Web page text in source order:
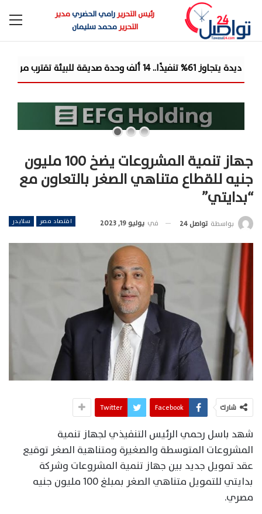
رئيس التحريررامي الحضريمدير
التحريرمحمد سليمان
إعمار
جهاز تنمية المشروعات يضخ 100 مليون
جنيه للقطاع متناهي الصغر بالتعاون مع
“بدايتي”
اقتصاد مصر سلايدر بواسطة تواصل 24 في يوليو 19, 2023
شارك Facebook
Twitter
شهد باسل رحمي الرئيس التنفيذي لجهاز تنمية
المشروعات المتوسطة والصغيرة ومتناهية الصغر توقيع
عقد تمويل جديد بين جهاز تنمية المشروعات وشركة
بدايتي للتمويل متناهي الصغر بمبلغ 100 مليون جنيه
مصري.